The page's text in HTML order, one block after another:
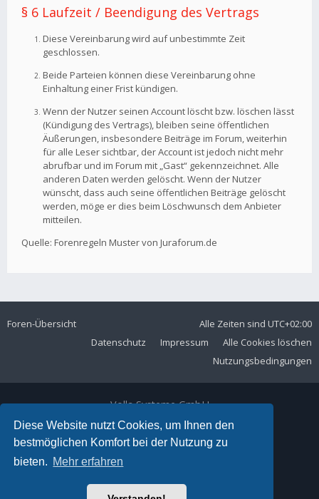
Diese Website nutzt Cookies, um Ihnen den
bestmöglichen Komfort bei der Nutzung zu
bieten. Mehr erfahren
§ 6 Laufzeit / Beendigung des Vertrags
Diese Vereinbarung wird auf unbestimmte Zeit
geschlossen.
Beide Parteien können diese Vereinbarung ohne
Einhaltung einer Frist kündigen.
Wenn der Nutzer seinen Account löscht bzw. löschen lässt
(Kündigung des Vertrags), bleiben seine öffentlichen
Äußerungen, insbesondere Beiträge im Forum, weiterhin
für alle Leser sichtbar, der Account ist jedoch nicht mehr
abrufbar und im Forum mit „Gast“ gekennzeichnet. Alle
anderen Daten werden gelöscht. Wenn der Nutzer
wünscht, dass auch seine öffentlichen Beiträge gelöscht
werden, möge er dies beim Löschwunsch dem Anbieter
mitteilen.
Quelle: Forenregeln Muster von Juraforum.de
Foren-Übersicht Alle Zeiten sind UTC+02:00
Alle Cookies löschen
Impressum
Datenschutz
Nutzungsbedingungen
Volla Systeme GmbH
Kölner Straße 102
42897 Remscheid
Telefon:+49 2191 59897 61
E-Mail: